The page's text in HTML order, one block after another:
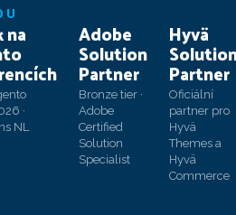
na
·
NL
Adobe
Solution
Partner
Bronze tier ·
Adobe
Certified
Solution
Specialist
Hyvä
Partner
Oficiální
partner pro
Hyvä
Themes a
Hyvä
Commerce